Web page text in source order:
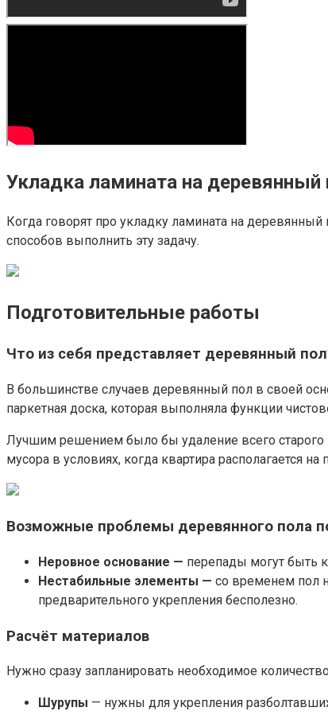
Укладка ламината на деревянный
Когда говорят про укладку ламината на
способов выполнить эту задачу.
Подготовительные работы
Что из себя представляет деревянный
В большинстве случаев деревянный пол в своей
паркетная доска, которая выполняла функции
Лучшим решением было бы удаление всего
мусора в условиях, когда квартира располагается
Возможные проблемы деревянного пола
Неровное основание — перепады могут быть
Нестабильные элементы — со временем пол
предварительного укрепления бесполезно.
Расчёт материалов
Нужно сразу запланировать необходимое
Шурупы — нужны для укрепления